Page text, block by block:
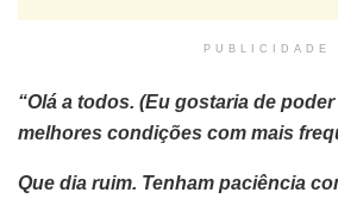
PUBLICIDADE
“Olá a todos. (Eu gostaria de
melhores condições com mais
Que dia ruim. Tenham paciência